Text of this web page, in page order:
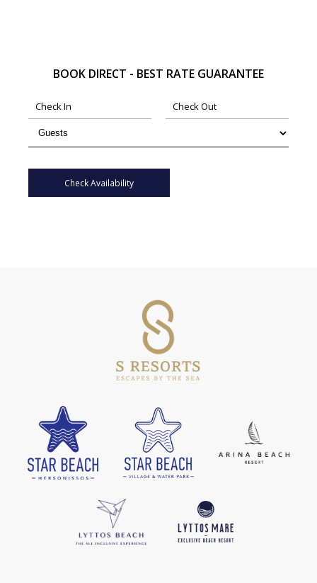
BOOK DIRECT - BEST RATE GUARANTEE
Check Availability